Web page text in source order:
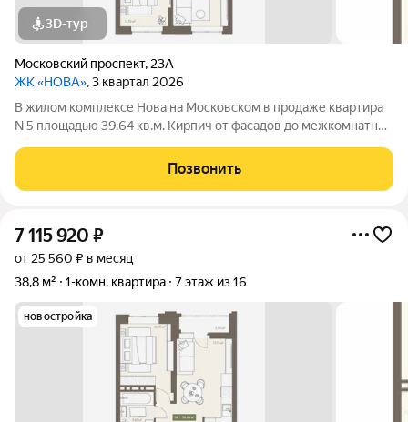
3D-тур
Московский проспект, 23А
ЖК «НОВА», 3 квартал 2026
В жилом комплексе Нова на Московском в продаже квартира
N 5 площадью 39.64 кв.м. Кирпич от фасадов до межкомнатных
Квартира сдается в отделке white box. 17-этажный дом, с
последних этажей
Позвонить
7 115 920 ₽
от 25 560 ₽ в месяц
38,8 м²
1-комн. квартира 7 этаж из 16
новостройка